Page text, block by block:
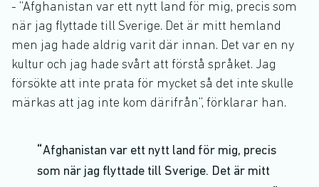
- ”Afghanistan var ett nytt land för mig, precis som
när jag flyttade till Sverige. Det är mitt hemland
men jag hade aldrig varit där innan. Det var en ny
kultur och jag hade svårt att förstå språket. Jag
försökte att inte prata för mycket så det inte skulle
märkas att jag inte kom därifrån”, förklarar han.
Afghanistan var ett nytt land för mig, precis
som när jag flyttade till Sverige. Det är mitt